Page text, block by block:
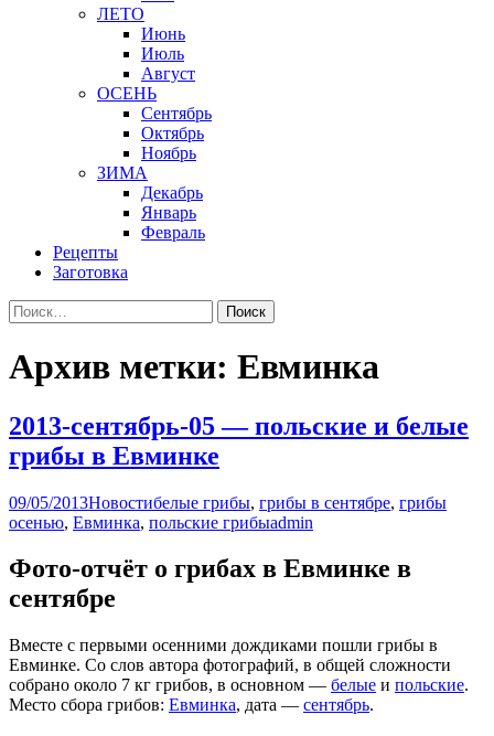
ЛЕТО
Июнь
Июль
Август
ОСЕНЬ
Сентябрь
Октябрь
Ноябрь
ЗИМА
Декабрь
Январь
Февраль
Рецепты
Заготовка
Найти:
Архив метки: Евминка
2013-сентябрь-05 — польские и белые
грибы в Евминке
09/05/2013Новостибелые грибы, грибы в сентябре, грибы
осенью, Евминка, польские грибыadmin
Фото-отчёт о грибах в Евминке в
сентябре
Вместе с первыми осенними дождиками пошли грибы в
Евминке. Со слов автора фотографий, в общей сложности
собрано около 7 кг грибов, в основном — белые и польские.
Место сбора грибов: Евминка, дата — сентябрь.